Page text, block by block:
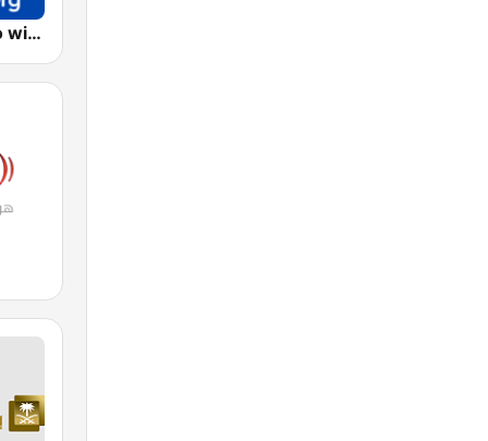
Asharq Radio with Bloomberg